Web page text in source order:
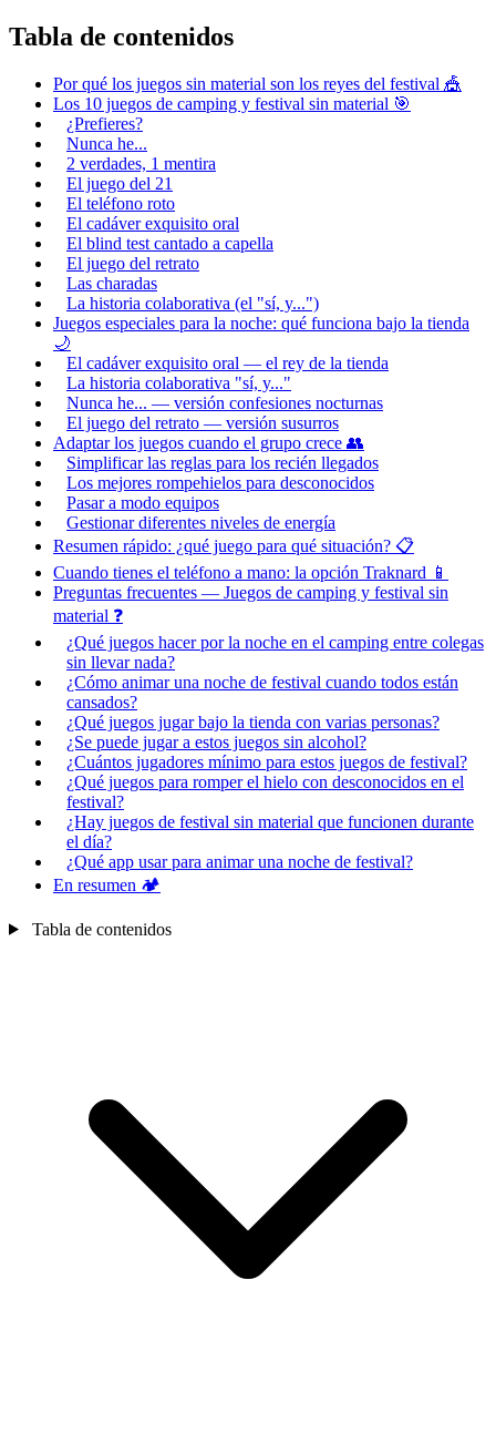
Tabla de contenidos
Por qué los juegos sin material son los reyes del festival 🎪
Los 10 juegos de camping y festival sin material 🎯
¿Prefieres?
Nunca he...
2 verdades, 1 mentira
El juego del 21
El teléfono roto
El cadáver exquisito oral
El blind test cantado a capella
El juego del retrato
Las charadas
La historia colaborativa (el "sí, y...")
Juegos especiales para la noche: qué funciona bajo la tienda
🌙
El cadáver exquisito oral — el rey de la tienda
La historia colaborativa "sí, y..."
Nunca he... — versión confesiones nocturnas
El juego del retrato — versión susurros
Adaptar los juegos cuando el grupo crece 👥
Simplificar las reglas para los recién llegados
Los mejores rompehielos para desconocidos
Pasar a modo equipos
Gestionar diferentes niveles de energía
Resumen rápido: ¿qué juego para qué situación? 📋
Cuando tienes el teléfono a mano: la opción Traknard 📱
Preguntas frecuentes — Juegos de camping y festival sin
material ❓
¿Qué juegos hacer por la noche en el camping entre colegas
sin llevar nada?
¿Cómo animar una noche de festival cuando todos están
cansados?
¿Qué juegos jugar bajo la tienda con varias personas?
¿Se puede jugar a estos juegos sin alcohol?
¿Cuántos jugadores mínimo para estos juegos de festival?
¿Qué juegos para romper el hielo con desconocidos en el
festival?
¿Hay juegos de festival sin material que funcionen durante
el día?
¿Qué app usar para animar una noche de festival?
En resumen 🏕️
Tabla de contenidos